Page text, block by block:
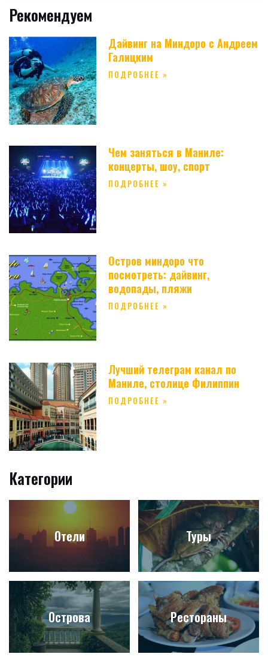
Рекомендуем
Дайвинг на Миндоро с Андреем
Галицким
ПОДРОБНЕЕ »
Чем заняться в Маниле:
концерты, шоу, спорт
ПОДРОБНЕЕ »
Остров миндоро что
посмотреть: дайвинг,
водопады, пляжи
ПОДРОБНЕЕ »
Лучший телеграм канал по
Маниле, столице Филиппин
ПОДРОБНЕЕ »
Категории
Отели Туры
Острова Рестораны